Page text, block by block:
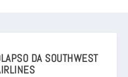
DA SOUTHWEST